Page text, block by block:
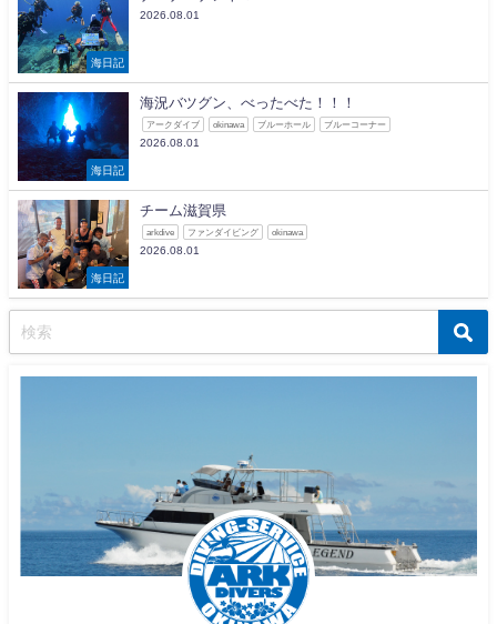
海日記
2026.08.01
海日記
海況バツグン、べったべた！！！
アークダイブ okinawa ブルーホール ブルーコーナー
2026.08.01
海日記
チーム滋賀県
arkdive ファンダイビング okinawa
2026.08.01